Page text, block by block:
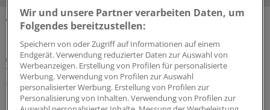
MEHR ZUM THEMA
Seltene Erkrankung
Tübinger Ärztin treibt Neugeborenen-Screening
für Metachromatische Leukodystrophie voran
Dr. Lucia Laugwitz erforscht die seltene Erkrankung
Wir und unsere Partner verarbeiten Daten, um
Folgendes bereitzustellen:
Speichern von oder Zugriff auf Informationen auf einem
Endgerät. Verwendung reduzierter Daten zur Auswahl von
Werbeanzeigen. Erstellung von Profilen für personalisierte
Werbung. Verwendung von Profilen zur Auswahl
personalisierter Werbung. Erstellung von Profilen zur
Personalisierung von Inhalten. Verwendung von Profilen zur